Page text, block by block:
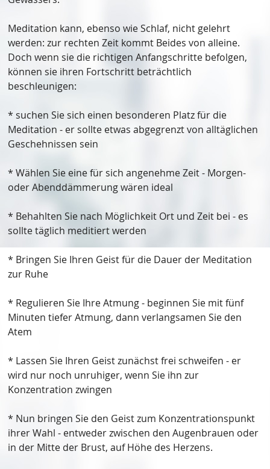
Meditation kann, ebenso wie Schlaf, nicht gelehrt
werden: zur rechten Zeit kommt Beides von alleine.
Doch wenn sie die richtigen Anfangschritte befolgen,
können sie ihren Fortschritt beträchtlich
beschleunigen:
* suchen Sie sich einen besonderen Platz für die
Meditation - er sollte etwas abgegrenzt von alltäglichen
Geschehnissen sein
* Wählen Sie eine für sich angenehme Zeit - Morgen-
oder Abenddämmerung wären ideal
* Behahlten Sie nach Möglichkeit Ort und Zeit bei - es
sollte täglich meditiert werden
* Bringen Sie Ihren Geist für die Dauer der Meditation
zur Ruhe
* Regulieren Sie Ihre Atmung - beginnen Sie mit fünf
Minuten tiefer Atmung, dann verlangsamen Sie den
Atem
* Lassen Sie Ihren Geist zunächst frei schweifen - er
wird nur noch unruhiger, wenn Sie ihn zur
Konzentration zwingen
* Nun bringen Sie den Geist zum Konzentrationspunkt
ihrer Wahl - entweder zwischen den Augenbrauen oder
in der Mitte der Brust, auf Höhe des Herzens.